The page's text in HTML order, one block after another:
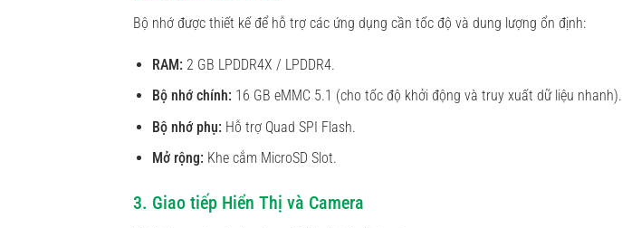
Bộ nhớ được thiết kế để hỗ trợ các ứng dụng cần tốc độ và dung lượng ổn định:
RAM: 2 GB LPDDR4X / LPDDR4.
Bộ nhớ chính: 16 GB eMMC 5.1 (cho tốc độ khởi động và truy xuất dữ liệu nhanh).
Bộ nhớ phụ: Hỗ trợ Quad SPI Flash.
Mở rộng: Khe cắm MicroSD Slot.
3. Giao tiếp Hiển Thị và Camera